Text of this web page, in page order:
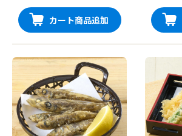
カート商品追加